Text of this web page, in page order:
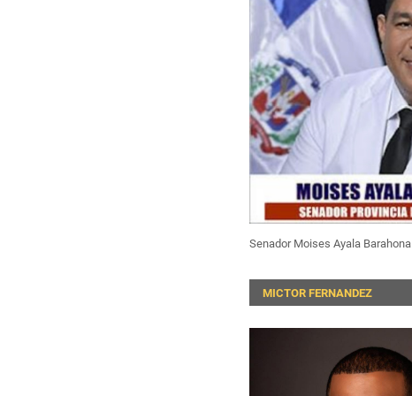
Senador Moises Ayala Barahona
MICTOR FERNANDEZ